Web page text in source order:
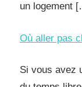
un logement
Où aller pas
Si vous avez